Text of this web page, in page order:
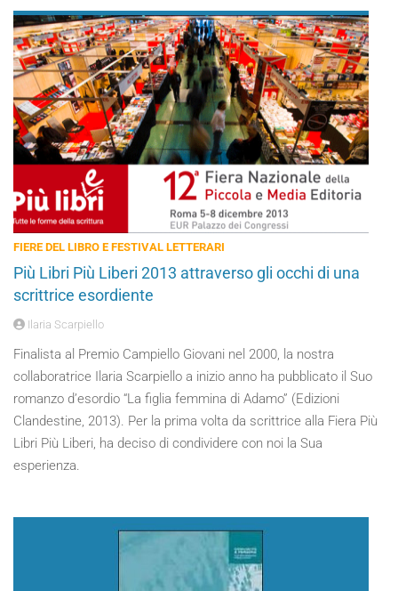
FIERE DEL LIBRO E FESTIVAL LETTERARI
Più Libri Più Liberi 2013 attraverso gli occhi di una
scrittrice esordiente
Ilaria Scarpiello
Finalista al Premio Campiello Giovani nel 2000, la nostra
collaboratrice Ilaria Scarpiello a inizio anno ha pubblicato il Suo
romanzo d’esordio “La figlia femmina di Adamo” (Edizioni
Clandestine, 2013). Per la prima volta da scrittrice alla Fiera Più
Libri Più Liberi, ha deciso di condividere con noi la Sua
esperienza.